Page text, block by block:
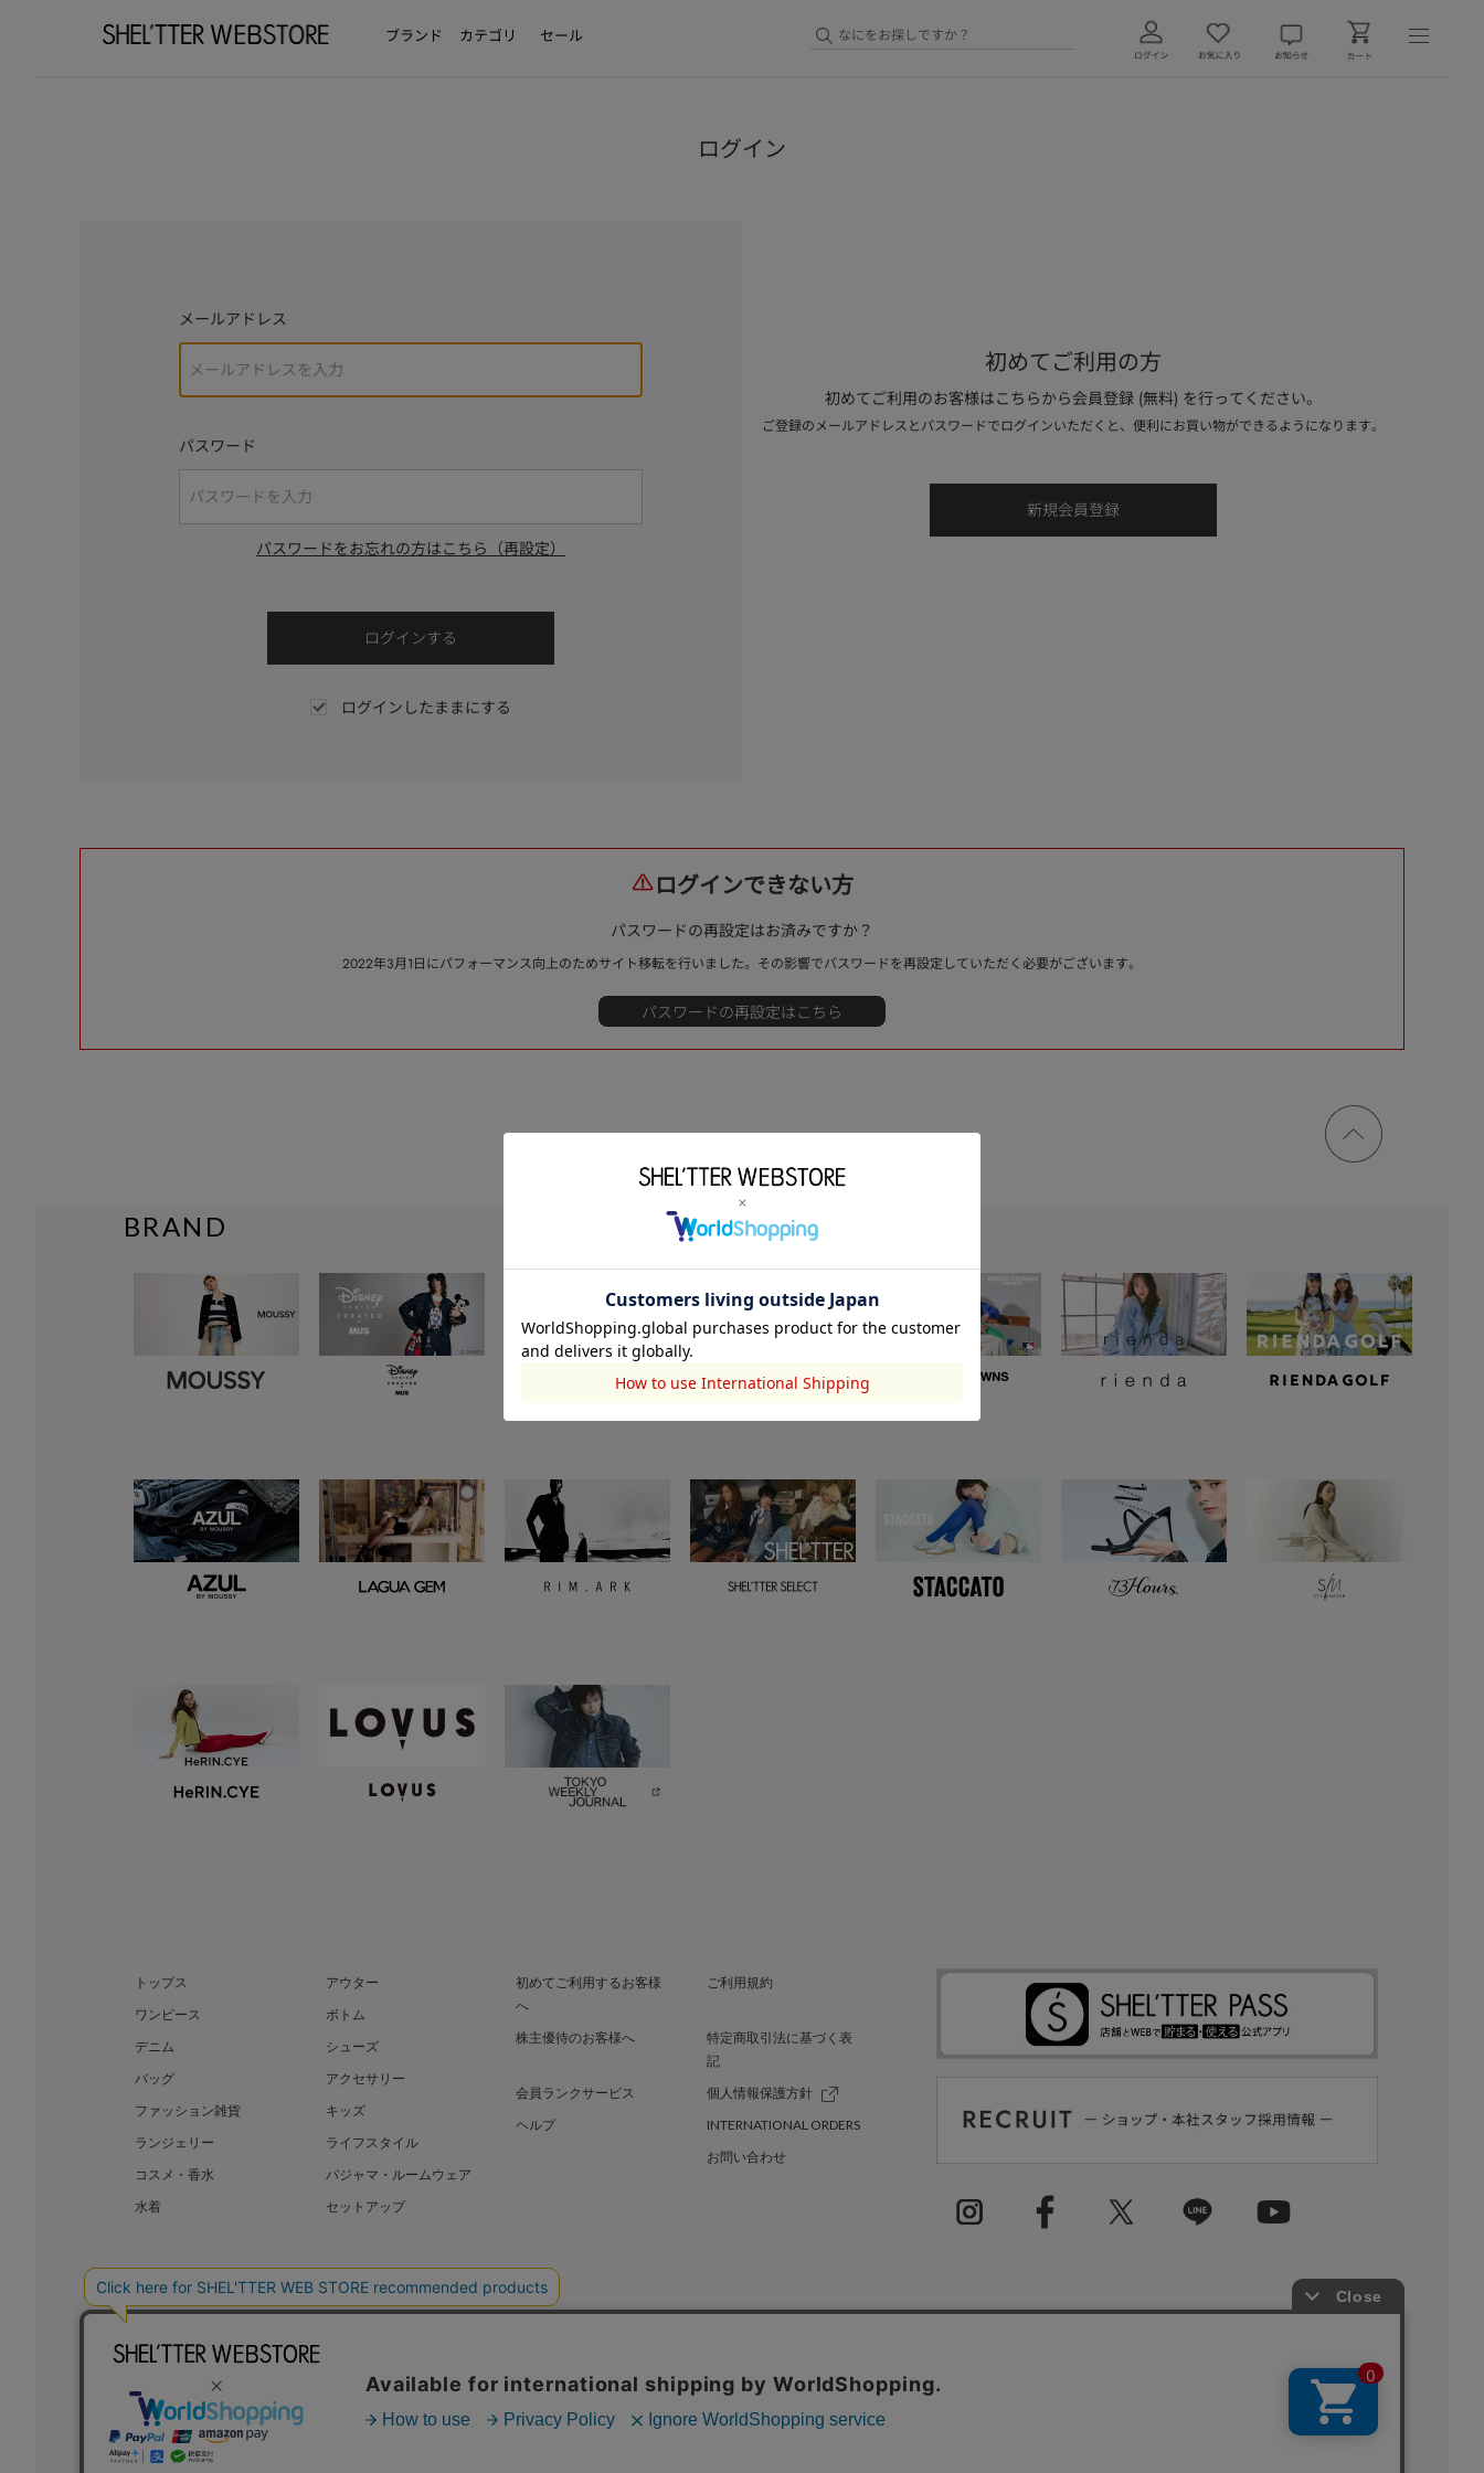
ブランド カテゴリ セール
ログイン
メールアドレス
パスワード
パスワードをお忘れの方はこちら（再設定）
ログインしたままにする
初めてご利用の方
初めてご利用のお客様はこちらから会員登録 (無料) を行ってください。
ご登録のメールアドレスとパスワードでログインいただくと、便利にお買い物ができるようになります。
ログインできない方
パスワードの再設定はお済みですか？
2022年3月1日にパフォーマンス向上のためサイト移転を行いました。その影響でパスワードを再設定していただく必要がございます。
ページ
トップ
BRAND
トップス
アウター
ワンピース
ボトム
デニム
シューズ
バッグ
アクセサリー
ファッション雑貨
キッズ
ランジェリー
ライフスタイル
コスメ・香水
パジャマ・ルームウェア
水着
セットアップ
初めてご利用するお客様
へ
ご利用規約
株主優待のお客様へ
特定商取引法に基づく表
記
会員ランクサービス
個人情報保護方針
ヘルプ
INTERNATIONAL ORDERS
お問い合わせ
BAROQUE JAPAN LIMITED SHEL’TTER GREEN 採用情報
COPYRIGHT © BAROQUE JAPAN LIMITED ALL RIGHTS RESERVED.